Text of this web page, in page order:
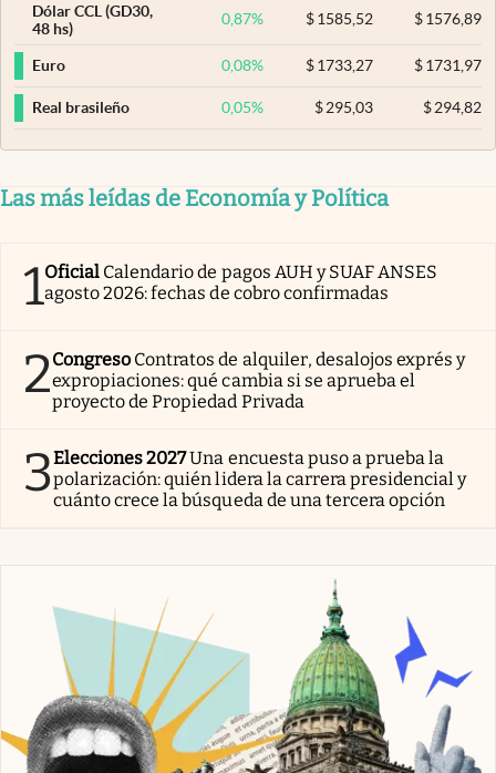
Dólar CCL (GD30,
48 hs)
0,87% $ 1585,52 $1576,89
Euro 0,08% $ 1733,27 $1731,97
Real brasileño 0,05% $ 295,03 $294,82
Las más leídas de Economía y Política
1Oficial Calendario de pagos AUH y SUAF ANSES
agosto 2026: fechas de cobro confirmadas
2Congreso Contratos de alquiler, desalojos exprés y
expropiaciones: qué cambia si se aprueba el
proyecto de Propiedad Privada
3Elecciones 2027Una encuesta puso a prueba la
polarización: quién lidera la carrera presidencial y
cuánto crece la búsqueda de una tercera opción